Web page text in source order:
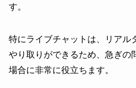
す。
特にライブチャットは、リアル
やり取りができるため、急ぎの
場合に非常に役立ちます。